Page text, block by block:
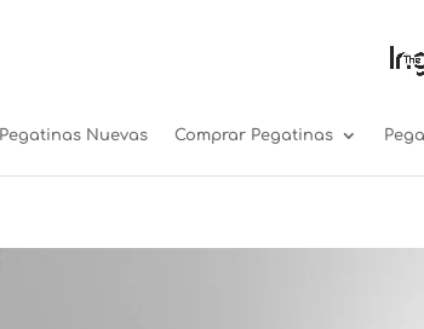
Pegatinas Nuevas Comprar Pegatinas